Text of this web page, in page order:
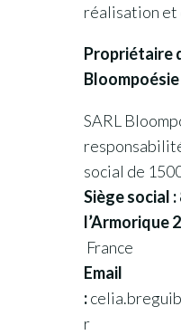
réalisation et
Propriétaire
Bloompoésie
SARL
social de
Siège social :
l’Armorique
France
Email
:
r